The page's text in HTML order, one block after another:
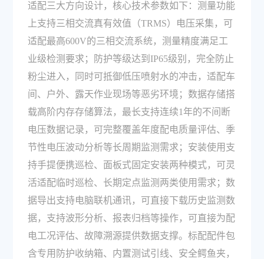
适配三大方向设计，核心技术参数如下：测量功能
上支持三相交流真有效值（TRMS）电压采集，可
适配最高600V的三相交流系统，测量精度满足工
业级检测要求；防护等级达到IP65级别，完全防止
粉尘进入，同时可抵御低压喷射水的冲击，适配车
间、户外、露天作业现场等恶劣环境；数据存储搭
载高阶内存存储算法，最长支持连续1年的不间断
电压数据记录，可完整覆盖年度配电质量评估、季
节性电压波动分析等长周期监测需求；安装使用支
持手提便携巡检、面板式固定安装两种模式，可灵
活适配临时巡检、长期定点监测两类使用需求；数
据导出支持电脑联机通讯，可直接下载历史监测数
据，支持波形分析、报表归档等操作，可直接为配
电工况评估、故障溯源提供数据支撑。标配配件包
含专用防护收纳箱、内置测试引线、安全鳄鱼夹，